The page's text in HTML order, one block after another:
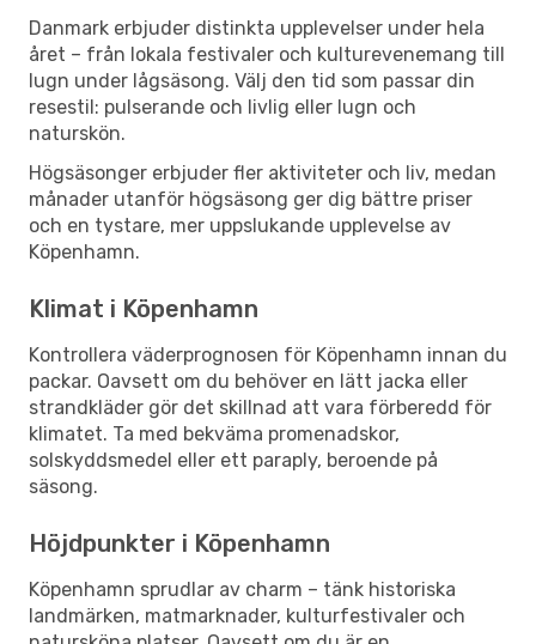
Danmark erbjuder distinkta upplevelser under hela
året – från lokala festivaler och kulturevenemang till
lugn under lågsäsong. Välj den tid som passar din
resestil: pulserande och livlig eller lugn och
naturskön.
Högsäsonger erbjuder fler aktiviteter och liv, medan
månader utanför högsäsong ger dig bättre priser
och en tystare, mer uppslukande upplevelse av
Köpenhamn.
Klimat i Köpenhamn
Kontrollera väderprognosen för Köpenhamn innan du
packar. Oavsett om du behöver en lätt jacka eller
strandkläder gör det skillnad att vara förberedd för
klimatet. Ta med bekväma promenadskor,
solskyddsmedel eller ett paraply, beroende på
säsong.
Höjdpunkter i Köpenhamn
Köpenhamn sprudlar av charm – tänk historiska
landmärken, matmarknader, kulturfestivaler och